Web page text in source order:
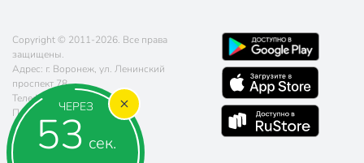
ЧЕРЕЗ
53 сек.
Copyright © 2011-2026. Все права
защищены.
Адрес: г. Воронеж, ул. Ленинский
проспект 78
Телефон:
8 (800) 770-77-06
Почта:
sales@poryadok.ru